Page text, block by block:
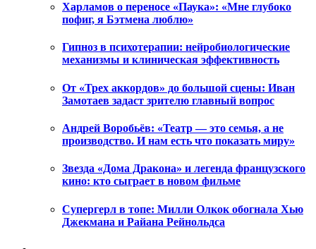
Харламов о переносе «Паука»: «Мне глубоко
пофиг, я Бэтмена люблю»
Гипноз в психотерапии: нейробиологические
механизмы и клиническая эффективность
От «Трех аккордов» до большой сцены: Иван
Замотаев задаст зрителю главный вопрос
Андрей Воробьёв: «Театр — это семья, а не
производство. И нам есть что показать миру»
Звезда «Дома Дракона» и легенда французского
кино: кто сыграет в новом фильме
Супергерл в топе: Милли Олкок обогнала Хью
Джекмана и Райана Рейнольдса